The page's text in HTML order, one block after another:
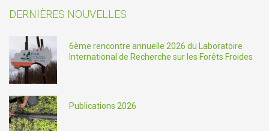
DERNIÈRES NOUVELLES
6ème rencontre annuelle 2026 du Laboratoire
International de Recherche sur les Forêts Froides
Publications 2026